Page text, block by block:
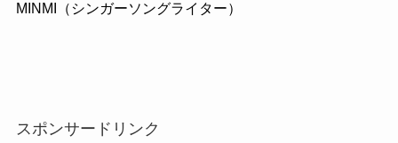
MINMI（シンガーソングライター）
スポンサードリンク